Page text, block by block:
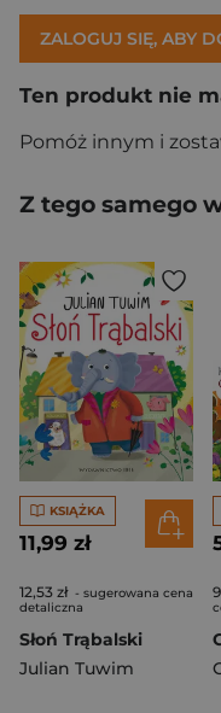
ZALOGUJ SIĘ, ABY
Ten produkt nie
Pomóż innym i
Z tego samego
KSIĄŻKA
11,99 zł
12,53 zł - sugerowana cena
detaliczna
Słoń Trąbalski
Julian Tuwim